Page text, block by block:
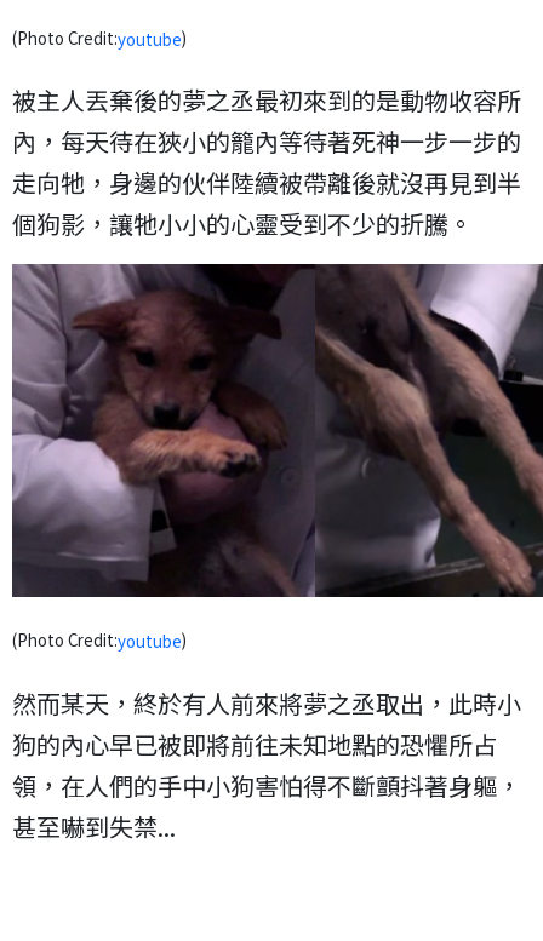
(Photo Credit:youtube)
被主人丟棄後的夢之丞最初來到的是動物收容所
內，每天待在狹小的籠內等待著死神一步一步的
走向牠，身邊的伙伴陸續被帶離後就沒再見到半
個狗影，讓牠小小的心靈受到不少的折騰。
(Photo Credit:youtube)
然而某天，終於有人前來將夢之丞取出，此時小
狗的內心早已被即將前往未知地點的恐懼所占
領，在人們的手中小狗害怕得不斷顫抖著身軀，
甚至嚇到失禁...